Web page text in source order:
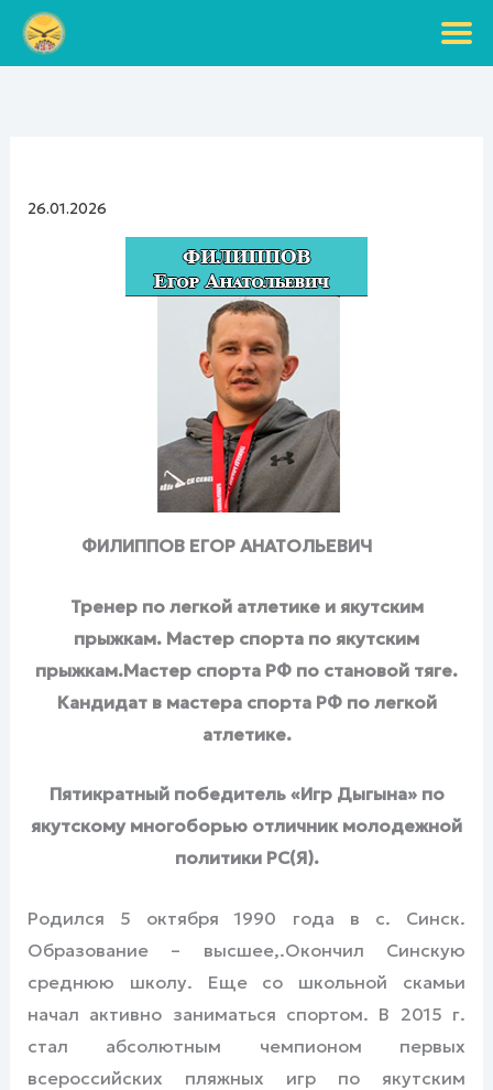
Перейти
26.01.2026
ФИЛИППОВ ЕГОР АНАТОЛЬЕВИЧ
Тренер по легкой атлетике и якутским
прыжкам. Мастер спорта по якутским
прыжкам.Мастер спорта РФ по становой тяге.
Кандидат в мастера спорта РФ по легкой
атлетике.
Пятикратный победитель «Игр Дыгына» по
якутскому многоборью отличник молодежной
политики РС(Я).
Родился 5 октября 1990 года в с. Синск.
Образование – высшее,.Окончил Синскую
среднюю школу. Еще со школьной скамьи
начал активно заниматься спортом. В 2015 г.
стал абсолютным чемпионом первых
всероссийских пляжных игр по якутским